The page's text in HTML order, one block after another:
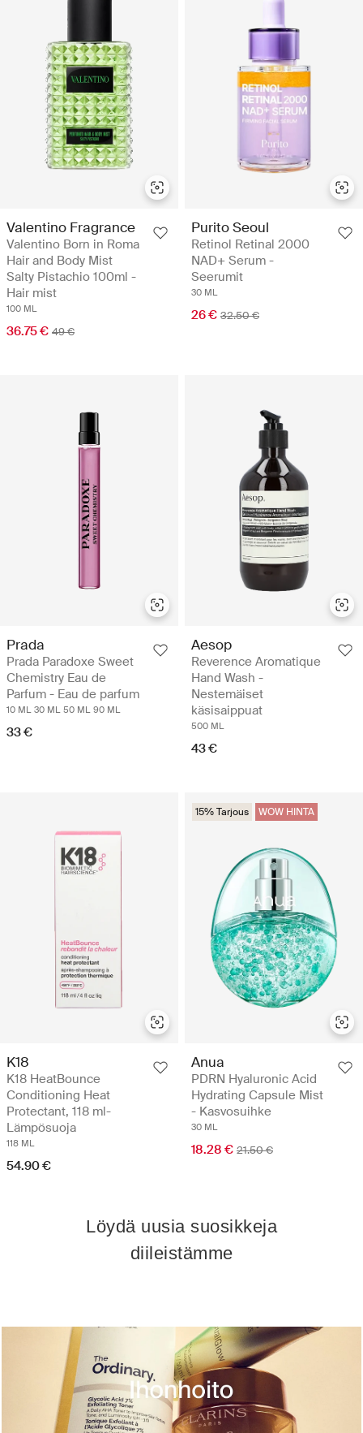
Valentino Fragrance
Valentino Born in Roma
Hair and Body Mist
Salty Pistachio 100ml -
Hair mist
100 ML
36.75 € 49 €
Purito Seoul
Retinol Retinal 2000
NAD+ Serum -
Seerumit
30 ML
26 € 32.50 €
Prada
Prada Paradoxe Sweet
Chemistry Eau de
Parfum - Eau de parfum
10 ML 30 ML 50 ML 90 ML
33 €
Aesop
Reverence Aromatique
Hand Wash -
Nestemäiset
käsisaippuat
500 ML
43 €
K18
K18 HeatBounce
Conditioning Heat
Protectant, 118 ml-
Lämpösuoja
118 ML
54.90 €
15% Tarjous WOW HINTA
Anua
PDRN Hyaluronic Acid
Hydrating Capsule Mist
- Kasvosuihke
30 ML
18.28 € 21.50 €
Löydä uusia suosikkeja
diileistämme